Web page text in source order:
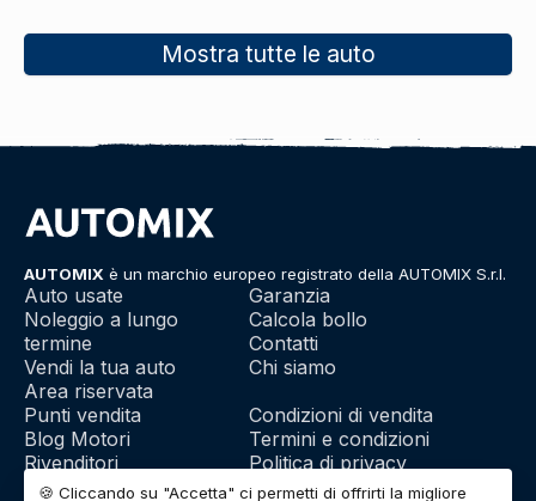
Mostra tutte le auto
AUTOMIX è un marchio europeo registrato della AUTOMIX S.r.l.
Auto usate
Noleggio a lungo
termine
Vendi la tua auto
Area riservata
Garanzia
Calcola bollo
Contatti
Chi siamo
Punti vendita
Blog Motori
Rivenditori
Franchising
Condizioni di vendita
Termini e condizioni
Politica di privacy
Utilizzo dei cookie
🍪 Cliccando su "Accetta" ci permetti di offrirti la migliore